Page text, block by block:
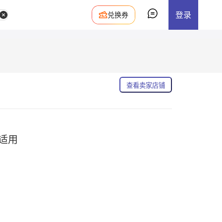
兑换券 登录
查看卖家店铺
用